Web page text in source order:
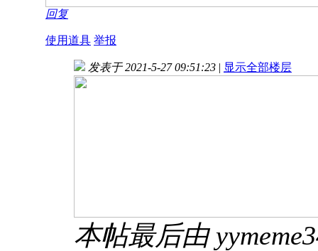
回复
使用道具 举报
发表于 2021-5-27 09:51:23 | 显示全部楼层
本帖最后由